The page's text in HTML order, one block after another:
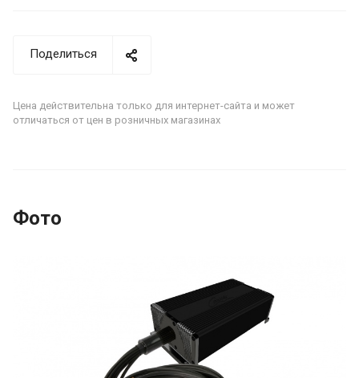
Поделиться
Цена действительна только для интернет-сайта и может
отличаться от цен в розничных магазинах
Фото